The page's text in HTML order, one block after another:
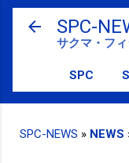
スキップ
SPC-
サクマ・フ
SPC
SPC-NEWS » NEWS